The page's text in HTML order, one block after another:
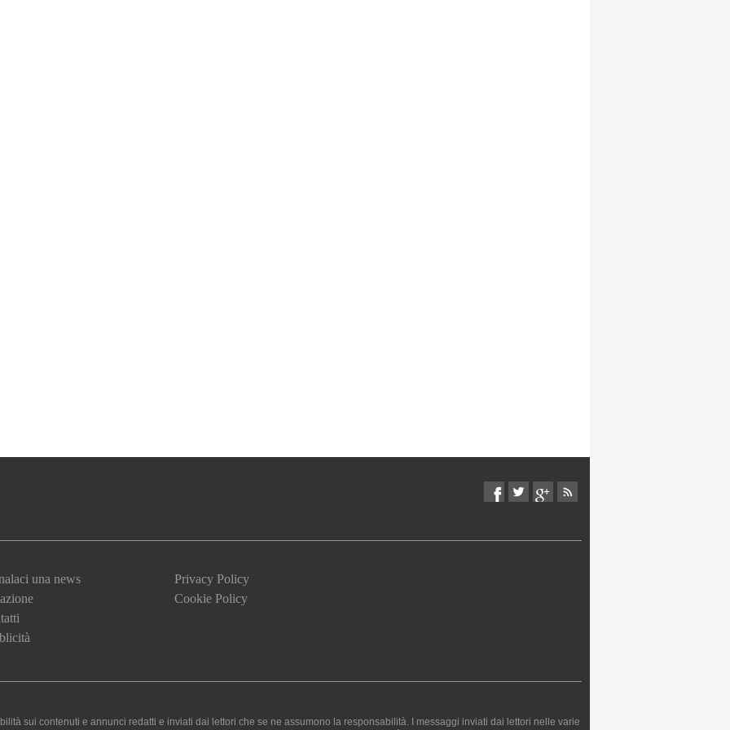
una news
Privacy Policy
Cookie Policy
sui contenuti e annunci redatti e inviati dai lettori che se ne assumono la responsabilità. I messaggi inviati dai lettori nelle varie